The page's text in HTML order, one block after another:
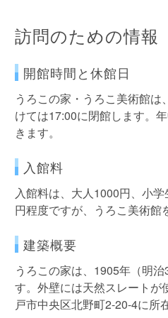
訪問のための情報
開館時間と休館日
うろこの家・うろこ美術館
けては17:00に閉館します。
きます。
入館料
入館料は、大人1000円、小
円程度ですが、うろこ美術
建築概要
うろこの家は、1905年（明
す。外壁には天然スレートが
戸市中央区北野町2-20-4に所